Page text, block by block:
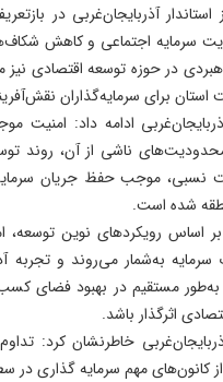
استاندار آذربایجان‌غربی در
سرمایه اجتماعی و کاهش
در حوزه توسعه اقتصادی
استان برای سرمایه‌گذاران
ادامه داد:
ناشی از آن، روند
نسبی، موجب حفظ جریان
شده است.
اساس رویکردهای نوین توسعه،
به‌شمار می‌روند و تجربه
به‌طور مستقیم در بهبود فضای
اثرگذار باشد.
آذربایجان‌غربی خاطرنشان کرد:
کانون‌های مهم سرمایه گذاری در